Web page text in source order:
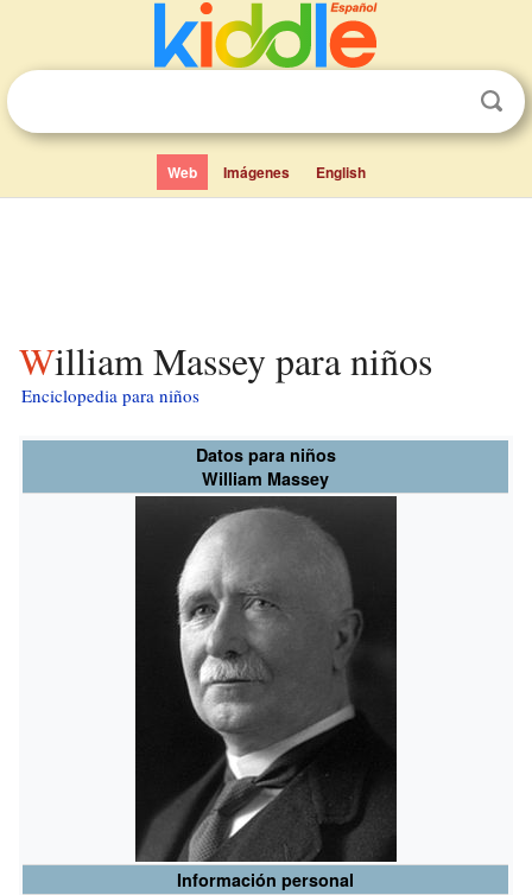
Web Imágenes English
William Massey para niños
Enciclopedia para niños
Datos para niños
William Massey
Información personal